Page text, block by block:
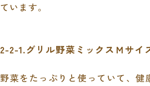
ています。
2-2-1.グリル野菜ミックスＭサイ
野菜をたっぷりと使っていて、健